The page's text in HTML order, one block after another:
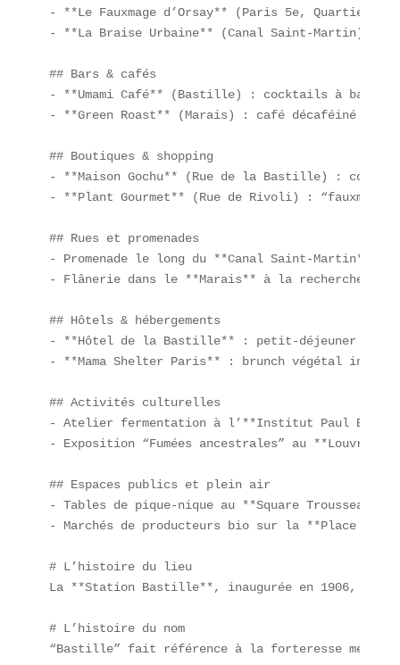
- **Le Fauxmage d’Orsay** (Paris 5e, Quartier
- **La Braise Urbaine** (Canal Saint-Martin) :
## Bars & cafés
- **Umami Café** (Bastille) : cocktails à base
- **Green Roast** (Marais) : café décaféiné bio,
## Boutiques & shopping
- **Maison Gochu** (Rue de la Bastille) :
- **Plant Gourmet** (Rue de Rivoli) :
## Rues et promenades
- Promenade le long du **Canal Saint-Martin**
- Flânerie dans le **Marais** à la recherche de
## Hôtels & hébergements
- **Hôtel de la Bastille** : petit-déjeuner
- **Mama Shelter Paris** : brunch végétal
## Activités culturelles
- Atelier fermentation à l’**Institut Paul
- Exposition “Fumées ancestrales” au **Louvre**.
## Espaces publics et plein air
- Tables de pique-nique au **Square
- Marchés de producteurs bio sur la **Place
# L’histoire du lieu
La **Station Bastille**, inaugurée en 1906,
# L’histoire du nom
“Bastille” fait référence à la forteresse